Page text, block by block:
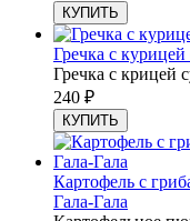
КУПИТЬ
Гречка с
Гречка с крицей
240 ₽
КУПИТЬ
Картофель с
Гала-Гала